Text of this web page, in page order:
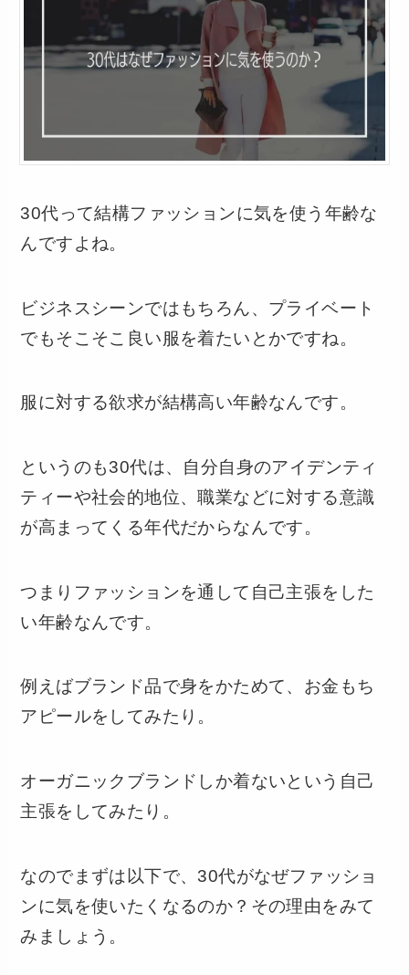
30代って結構ファッションに気を使う年齢な
んですよね。
ビジネスシーンではもちろん、プライベート
でもそこそこ良い服を着たいとかですね。
服に対する欲求が結構高い年齢なんです。
というのも30代は、自分自身のアイデンティ
ティーや社会的地位、職業などに対する意識
が高まってくる年代だからなんです。
つまりファッションを通して自己主張をした
い年齢なんです。
例えばブランド品で身をかためて、お金もち
アピールをしてみたり。
オーガニックブランドしか着ないという自己
主張をしてみたり。
なのでまずは以下で、30代がなぜファッショ
ンに気を使いたくなるのか？その理由をみて
みましょう。